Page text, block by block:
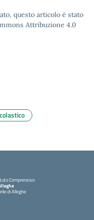
questo articolo è stato
Attribuzione 4.0
Comprensivo
di Alleghe